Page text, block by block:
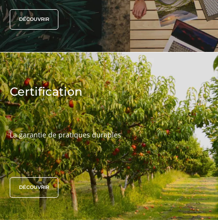
Commerce équitable
Agriculture durable
Qualité et securité alimentaire
Responsabilité sociétale des entreprises
Biodiversité et changement climatique
Allégations environnementales
DÉCOUVRIR
Certification
La garantie de pratiques durables
DÉCOUVRIR